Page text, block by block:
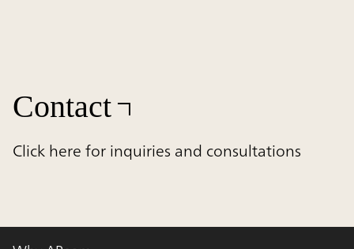
Contact
Click here for inquiries and consultations